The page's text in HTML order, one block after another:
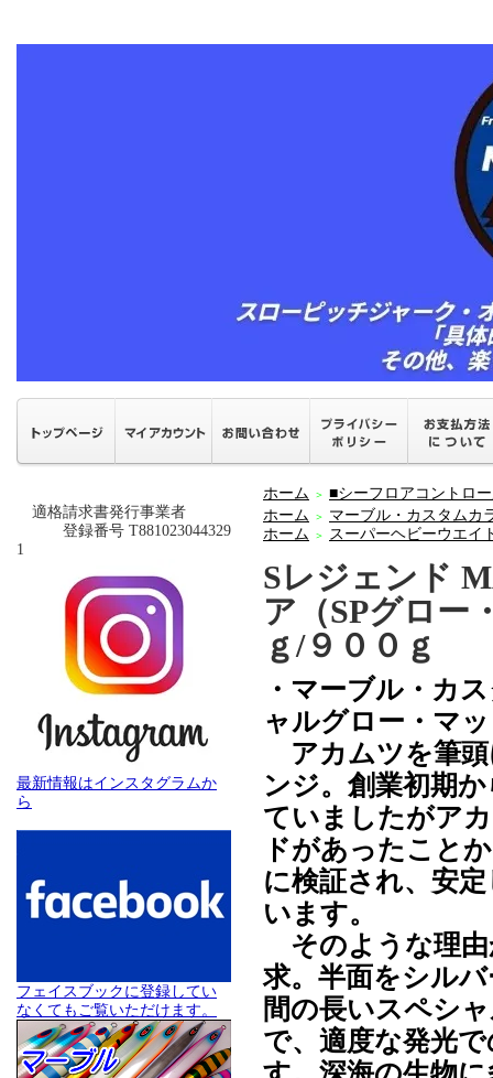
適格請求書発行事業者
登録番号 T881023044329
1
最新情報はインスタグラムか
ら
フェイスブックに登録してい
なくてもご覧いただけます。
ホーム ＞ ■シーフロアコントロ
ホーム
＞
マーブル・カスタムカ
ホーム
＞ スーパーヘビーウエイ
Sレジェンド
ア（SPグロー
ｇ/９００ｇ
・マーブル・カ
ャルグロー・マ
アカムツを筆頭
ンジ。創業初期
ていましたがア
ドがあったこと
に検証され、安
います。
そのような理由
求。半面をシル
間の長いスペシ
で、適度な発光